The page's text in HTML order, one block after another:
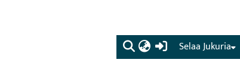
(current)
Selaa Jukuria